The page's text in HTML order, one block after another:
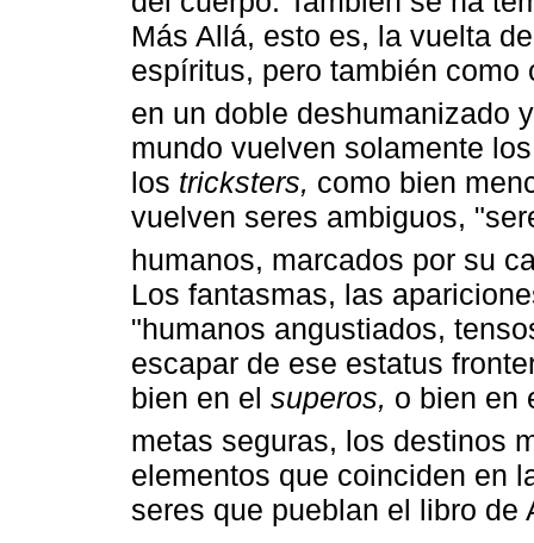
Más Allá, esto es, la vuelta
espíritus, pero también
en un doble deshumanizado
mundo vuelven solamente
los tricksters, como bien
vuelven seres ambiguos,
humanos, marcados por su
Los fantasmas, las
"humanos angustiados,
escapar de ese estatus
bien en el superos, o bien en
metas seguras, los destinos
elementos que coinciden en
seres que pueblan el libro de